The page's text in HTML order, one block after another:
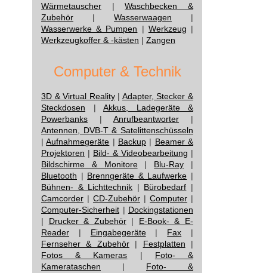
Wärmetauscher |Waschbecken &
Zubehör | Wasserwaagen |
Wasserwerke & Pumpen | Werkzeug |
Werkzeugkoffer & -kästen | Zangen
Computer & Technik
3D & Virtual Reality| Adapter, Stecker &
Steckdosen | Akkus, Ladegeräte &
Powerbanks | Anrufbeantworter |
Antennen, DVB-T & Satelittenschüsseln
|Aufnahmegeräte | Backup | Beamer &
Projektoren | Bild- & Videobearbeitung |
Bildschirme & Monitore| Blu-Ray |
Bluetooth | Brenngeräte & Laufwerke |
Bühnen- & Lichttechnik | Bürobedarf |
Camcorder | CD-Zubehör | Computer |
Computer-Sicherheit | Dockingstationen
| Drucker & Zubehör| E-Book- & E-
Reader | Eingabegeräte| Fax |
Fernseher & Zubehör| Festplatten |
Fotos & Kameras | Foto- &
Kamerataschen | Foto- &